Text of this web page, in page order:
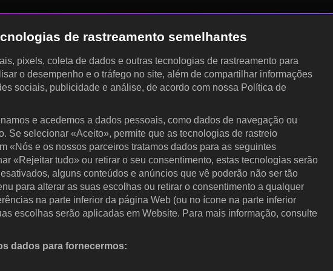
de rastreamento semelhantes
pixels, coleta de dados e outras tecnologias de rastreamento para
o desempenho e o tráfego no site, além de compartilhar informações
sociais, publicidade e análise, de acordo com nossa Política de
e acedemos a dados pessoais, como dados de navegação ou
Se selecionar «Aceito», permite que as tecnologias de rastreio
«Nós e os nossos parceiros tratamos dados para as seguintes
«Rejeitar tudo» ou retirar o seu consentimento, estas tecnologias serão
alguns conteúdos e anúncios que vê poderão não ser tão
para alterar as suas escolhas ou retirar o consentimento a qualquer
na parte inferior da página Web (ou no ícone na parte inferior
escolhas serão aplicadas em Website. Para mais informação, consulte
dados para fornecermos: